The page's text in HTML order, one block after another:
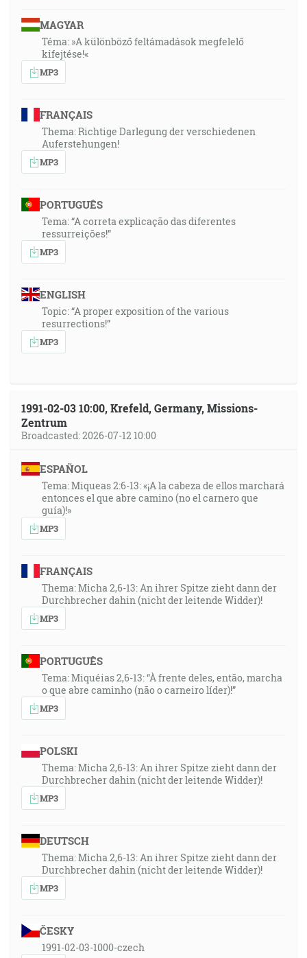
MAGYAR
Téma: »A különböző feltámadások megfelelő
kifejtése!«
MP3
FRANÇAIS
Thema: Richtige Darlegung der verschiedenen
Auferstehungen!
MP3
PORTUGUÊS
Tema: “A correta explicação das diferentes
ressurreições!”
MP3
ENGLISH
Topic: “A proper exposition of the various
resurrections!”
MP3
1991-02-03 10:00, Krefeld, Germany, Missions-
Zentrum
Broadcasted: 2026-07-12 10:00
ESPAÑOL
Tema: Miqueas 2:6-13: «¡A la cabeza de ellos marchará
entonces el que abre camino (no el carnero que
guía)!»
MP3
FRANÇAIS
Thema: Micha 2,6-13: An ihrer Spitze zieht dann der
Durchbrecher dahin (nicht der leitende Widder)!
MP3
PORTUGUÊS
Tema: Miquéias 2,6-13: “À frente deles, então, marcha
o que abre caminho (não o carneiro líder)!”
MP3
POLSKI
Thema: Micha 2,6-13: An ihrer Spitze zieht dann der
Durchbrecher dahin (nicht der leitende Widder)!
MP3
DEUTSCH
Thema: Micha 2,6-13: An ihrer Spitze zieht dann der
Durchbrecher dahin (nicht der leitende Widder)!
MP3
ČESKY
1991-02-03-1000-czech